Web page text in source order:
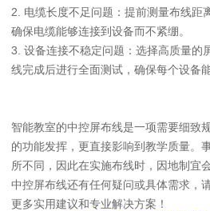
2. 电缆长度不足问题：提前测量布线距
确保电缆能够连接到设备而不紧绷。
3. 设备连接不稳定问题：选择高质量的
线完成后进行全面测试，确保每个设备
智能教室的中控屏布线是一项需要细致
的功能发挥，更直接影响到教学质量。
所不同，因此在实施布线时，因地制宜
中控屏布线还有任何疑问或具体需求，
更多实用建议和专业解决方案！